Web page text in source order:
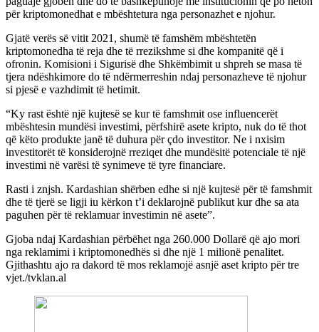
për kriptomonedhat e mbështetura nga personazhet e njohur.
Gjatë verës së vitit 2021, shumë të famshëm mbështetën
kriptomonedha të reja dhe të rrezikshme si dhe kompanitë që i
ofronin. Komisioni i Sigurisë dhe Shkëmbimit u shpreh se masa të
tjera ndëshkimore do të ndërmerreshin ndaj personazheve të njohur
si pjesë e vazhdimit të hetimit.
“Ky rast është një kujtesë se kur të famshmit ose influencerët
mbështesin mundësi investimi, përfshirë asete kripto, nuk do të thot
që këto produkte janë të duhura për çdo investitor. Ne i nxisim
investitorët të konsiderojnë rreziqet dhe mundësitë potenciale të një
investimi në varësi të synimeve të tyre financiare.
Rasti i znjsh. Kardashian shërben edhe si një kujtesë për të famshmit
dhe të tjerë se ligji iu kërkon t’i deklarojnë publikut kur dhe sa ata
paguhen për të reklamuar investimin në asete”.
Gjoba ndaj Kardashian përbëhet nga 260.000 Dollarë që ajo mori
nga reklamimi i kriptomonedhës si dhe një 1 milionë penalitet.
Gjithashtu ajo ra dakord të mos reklamojë asnjë aset kripto për tre
vjet./tvklan.al